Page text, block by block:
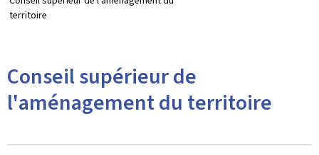
territoire
Conseil supérieur de
l'aménagement du territoire